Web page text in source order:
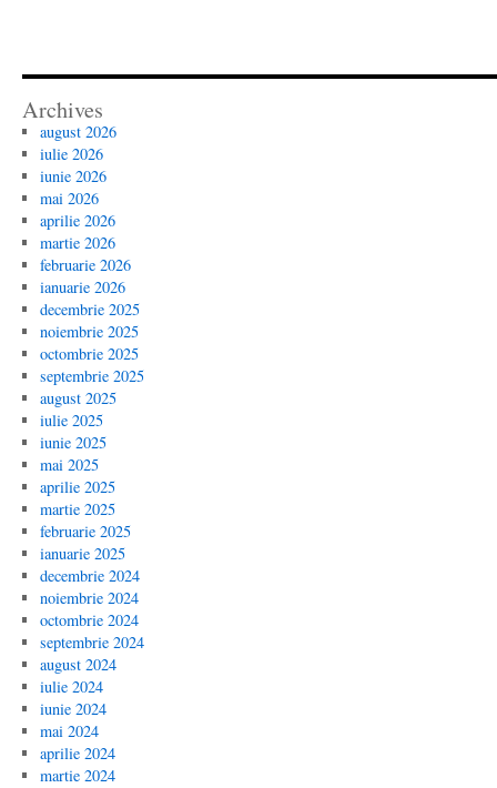
Archives
august 2026
iulie 2026
iunie 2026
mai 2026
aprilie 2026
martie 2026
februarie 2026
ianuarie 2026
decembrie 2025
noiembrie 2025
octombrie 2025
septembrie 2025
august 2025
iulie 2025
iunie 2025
mai 2025
aprilie 2025
martie 2025
februarie 2025
ianuarie 2025
decembrie 2024
noiembrie 2024
octombrie 2024
septembrie 2024
august 2024
iulie 2024
iunie 2024
mai 2024
aprilie 2024
martie 2024